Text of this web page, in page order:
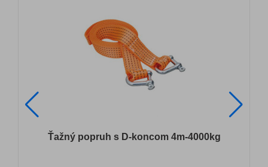
Ťažný popruh s D-koncom 4m-4000kg